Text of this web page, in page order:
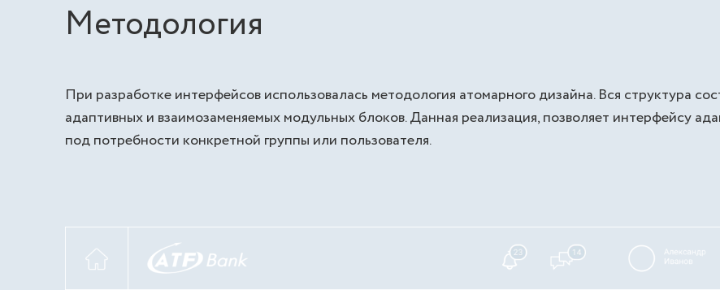
Методология
При разработке интерфейсов использовалась методология атомарного дизайна. Вся структура
адаптивных и взаимозаменяемых модульных блоков. Данная реализация, позволяет интерфейсу
под потребности конкретной группы или пользователя.